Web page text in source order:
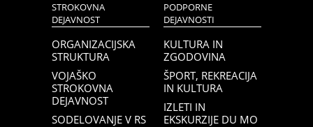
STROKOVNA
DEJAVNOST
ORGANIZACIJSKA
STRUKTURA
VOJAŠKO
STROKOVNA
DEJAVNOST
SODELOVANJE V RS
PODPORNE
DEJAVNOSTI
KULTURA IN
ZGODOVINA
ŠPORT, REKREACIJA
IN KULTURA
IZLETI IN
EKSKURZIJE DU MO